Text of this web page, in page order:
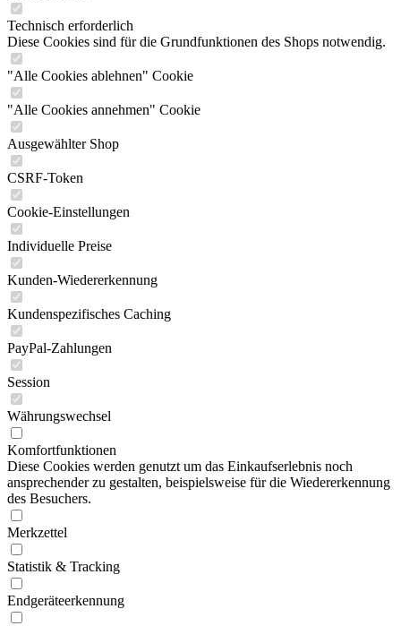
Technisch erforderlich
Diese Cookies sind für die Grundfunktionen des Shops notwendig.
"Alle Cookies ablehnen" Cookie
"Alle Cookies annehmen" Cookie
Ausgewählter Shop
CSRF-Token
Cookie-Einstellungen
Individuelle Preise
Kunden-Wiedererkennung
Kundenspezifisches Caching
PayPal-Zahlungen
Session
Währungswechsel
Komfortfunktionen
Diese Cookies werden genutzt um das Einkaufserlebnis noch
ansprechender zu gestalten, beispielsweise für die Wiedererkennung
des Besuchers.
Merkzettel
Statistik & Tracking
Endgeräteerkennung